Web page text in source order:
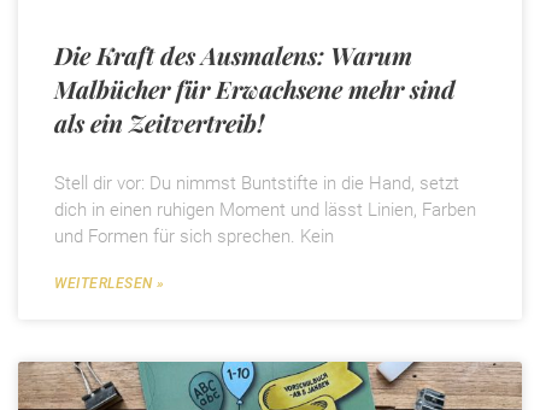
Die Kraft des Ausmalens: Warum
Malbücher für Erwachsene mehr sind
als ein Zeitvertreib!
Stell dir vor: Du nimmst Buntstifte in die Hand, setzt
dich in einen ruhigen Moment und lässt Linien, Farben
und Formen für sich sprechen. Kein
WEITERLESEN »